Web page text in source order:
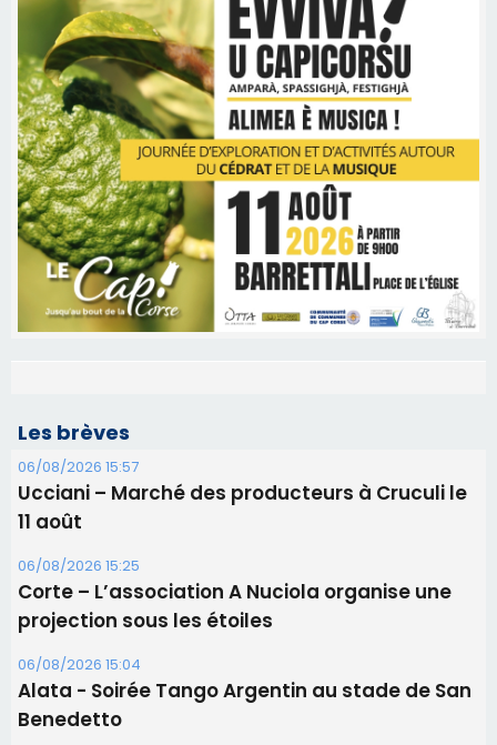
Les brèves
06/08/2026 15:57
Ucciani – Marché des producteurs à Cruculi le
11 août